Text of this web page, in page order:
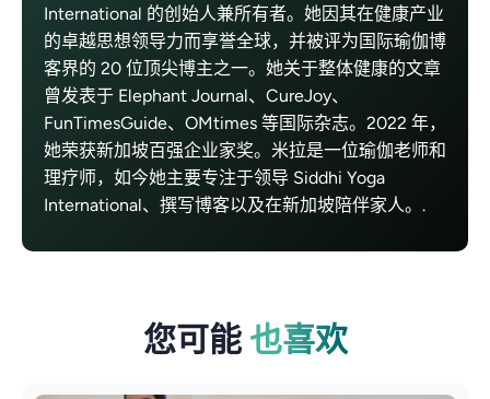
International 的创始人兼所有者。她因其在健康产业
的卓越思想领导力而享誉全球，并被评为国际瑜伽博
客界的 20 位顶尖博主之一。她关于整体健康的文章
曾发表于 Elephant Journal、CureJoy、
FunTimesGuide、OMtimes 等国际杂志。2022 年，
她荣获新加坡百强企业家奖。米拉是一位瑜伽老师和
理疗师，如今她主要专注于领导 Siddhi Yoga
International、撰写博客以及在新加坡陪伴家人。.
您可能 也喜欢